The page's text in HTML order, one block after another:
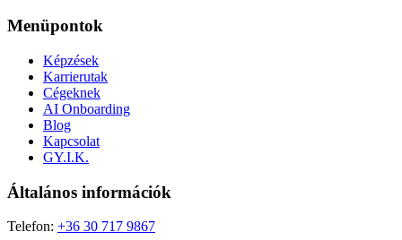
Menüpontok
Képzések
Karrierutak
Cégeknek
AI Onboarding
Blog
Kapcsolat
GY.I.K.
Általános információk
Telefon: +36 30 717 9867